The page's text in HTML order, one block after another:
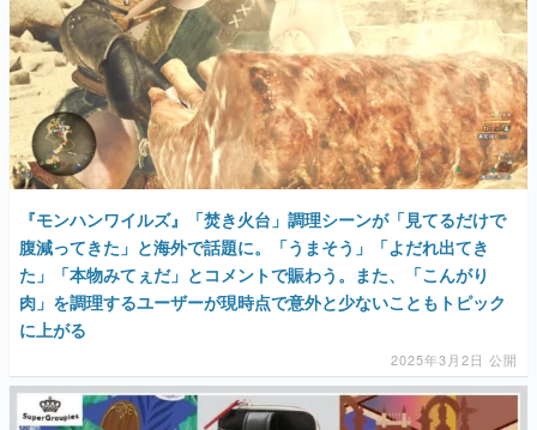
若ゲのいたり〜ゲームクリエイターの青春〜
『うつヌケ』『ペンと箸』等で知られるマンガ家・田中圭
一先生によるゲーム業界レポートマンガです。
なんでゲームは面白い？
ゲーム開発者・hamatsu氏がゲームの魅力を画面や操作の
具体的な形から解き明かしていく、硬派で骨太な評論連載
です。
ゲームが変えた日本語
「経験値」「裏技」「ラスボス」… ゲームにまつわる言葉
の起源や用法の変遷を、コンピューター文化史研究家・タ
イニーP氏が徹底調査。
カテゴリ
特集記事
マンガ
『モンハンワイルズ』「焚き火台」調理シーンが「見てるだけで
腹減ってきた」と海外で話題に。「うまそう」「よだれ出てき
た」「本物みてぇだ」とコメントで賑わう。また、「こんがり
肉」を調理するユーザーが現時点で意外と少ないこともトピック
に上がる
2025年3月2日 公開